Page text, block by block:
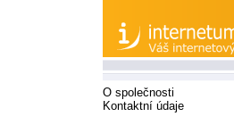
O společnosti
Kontaktní údaje